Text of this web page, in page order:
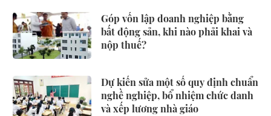
Góp vốn lập doanh nghiệp bằng
bất động sản, khi nào phải khai và
nộp thuế?
Dự kiến sửa một số quy định chuẩn
nghề nghiệp, bổ nhiệm chức danh
và xếp lương nhà giáo